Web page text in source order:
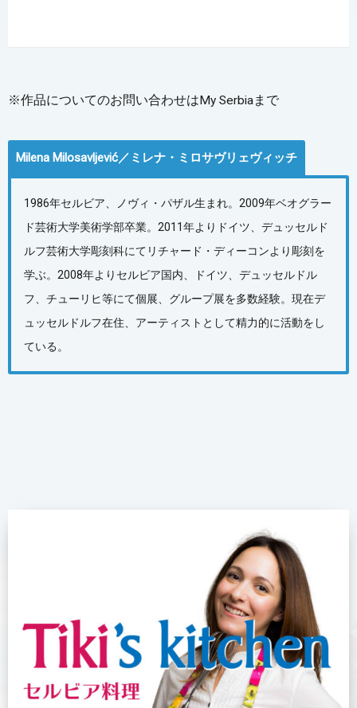
※作品についてのお問い合わせはMy Serbiaまで
Milena Milosavljević／ミレナ・ミロサヴリェヴィッチ
1986年セルビア、ノヴィ・パザル生まれ。2009年ベオグラー
ド芸術大学美術学部卒業。2011年よりドイツ、デュッセルド
ルフ芸術大学彫刻科にてリチャード・ディーコンより彫刻を
学ぶ。2008年よりセルビア国内、ドイツ、デュッセルドル
フ、チューリヒ等にて個展、グループ展を多数経験。現在デ
ュッセルドルフ在住、アーティストとして精力的に活動をし
ている。